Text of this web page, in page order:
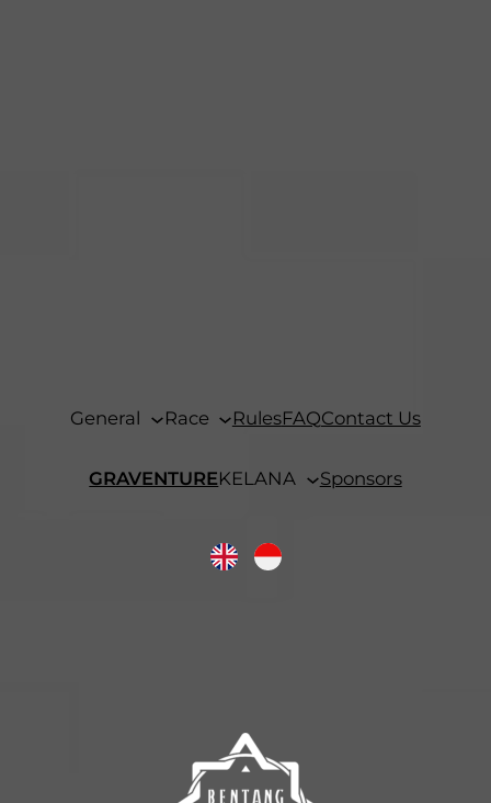
General Race RulesFAQContact Us
GRAVENTUREKELANA Sponsors